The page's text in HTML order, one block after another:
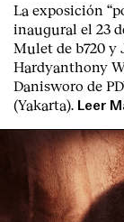
La exposición
inaugural el 23
Mulet de b720 y
Hardyanthony
Danisworo de
(Yakarta). Leer